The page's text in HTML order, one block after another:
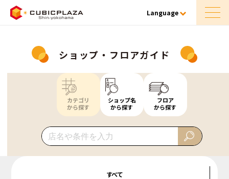
Language
ショップ・フロアガイド
カテゴリ
から探す
ショップ名
から探す
フロア
から探す
すべて